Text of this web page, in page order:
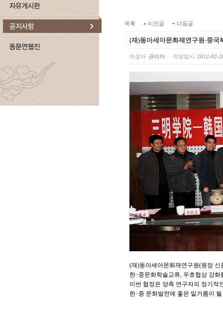
목록 이전글 다음글
(재)동아세아문화재연구원-중국
작성자 관리자 작성일시 2012-02-
(재)동아세아문화재연구원(원장
한･중문화학술교류, 우호협상 강
이번 협정은 양측 연구자의 정기적
한･중 문화발전에 좋은 밑거름이